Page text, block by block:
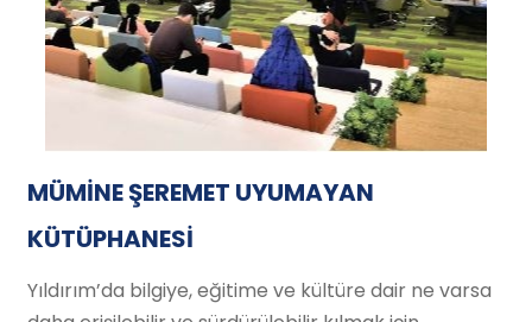
MÜMİNE ŞEREMET UYUMAYAN
KÜTÜPHANESİ
Yıldırım’da bilgiye, eğitime ve kültüre dair ne varsa